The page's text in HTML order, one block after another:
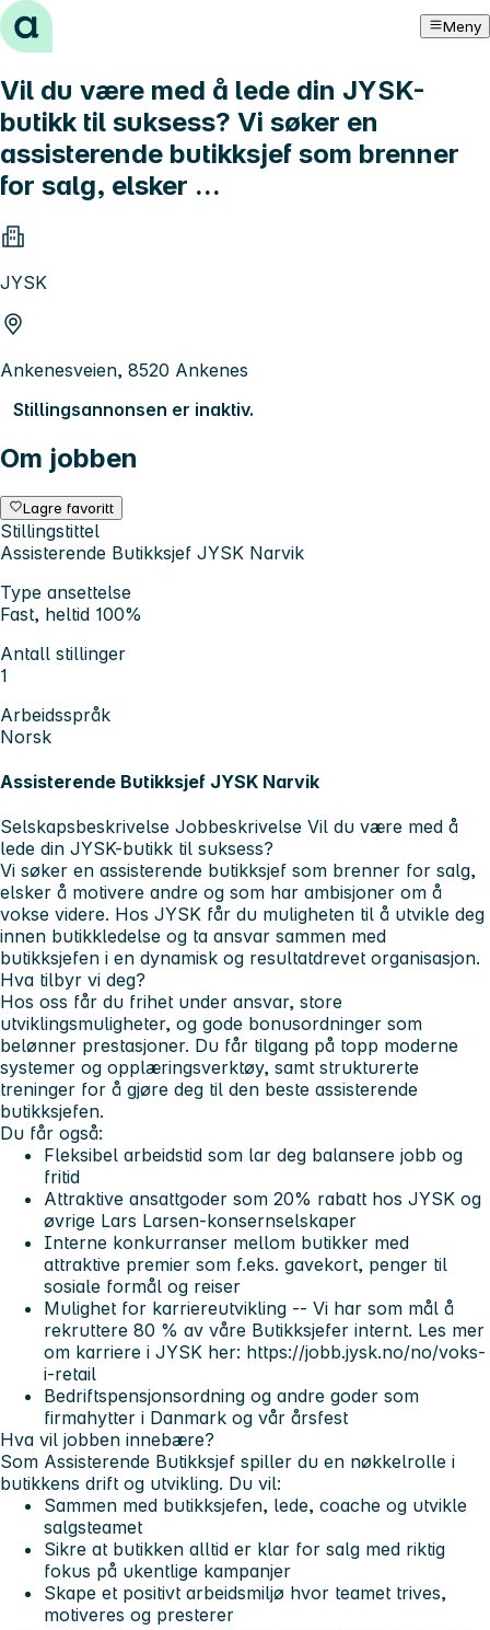
Hopp til innhold Meny
Vil du være med å lede din JYSK-
butikk til suksess? Vi søker en
assisterende butikksjef som brenner
for salg, elsker ...
JYSK
Ankenesveien, 8520 Ankenes
Stillingsannonsen er inaktiv.
Om jobben
Lagre favoritt
Stillingstittel
Assisterende Butikksjef JYSK Narvik
Type ansettelse
Fast, heltid 100%
Antall stillinger
1
Arbeidsspråk
Norsk
Assisterende Butikksjef JYSK Narvik
Selskapsbeskrivelse Jobbeskrivelse Vil du være med å
lede din JYSK-butikk til suksess?
Vi søker en assisterende butikksjef som brenner for salg,
elsker å motivere andre og som har ambisjoner om å
vokse videre. Hos JYSK får du muligheten til å utvikle deg
innen butikkledelse og ta ansvar sammen med
butikksjefen i en dynamisk og resultatdrevet organisasjon.
Hva tilbyr vi deg?
Hos oss får du frihet under ansvar, store
utviklingsmuligheter, og gode bonusordninger som
belønner prestasjoner. Du får tilgang på topp moderne
systemer og opplæringsverktøy, samt strukturerte
treninger for å gjøre deg til den beste assisterende
butikksjefen.
Du får også:
Fleksibel arbeidstid som lar deg balansere jobb og
fritid
Attraktive ansattgoder som 20% rabatt hos JYSK og
øvrige Lars Larsen-konsernselskaper
Interne konkurranser mellom butikker med
attraktive premier som f.eks. gavekort, penger til
sosiale formål og reiser
Mulighet for karriereutvikling -- Vi har som mål å
rekruttere 80 % av våre Butikksjefer internt. Les mer
om karriere i JYSK her: https://jobb.jysk.no/no/voks-
i-retail
Bedriftspensjonsordning og andre goder som
firmahytter i Danmark og vår årsfest
Hva vil jobben innebære?
Som Assisterende Butikksjef spiller du en nøkkelrolle i
butikkens drift og utvikling. Du vil:
Sammen med butikksjefen, lede, coache og utvikle
salgsteamet
Sikre at butikken alltid er klar for salg med riktig
fokus på ukentlige kampanjer
Skape et positivt arbeidsmiljø hvor teamet trives,
motiveres og presterer